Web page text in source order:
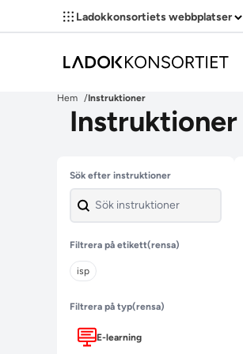
Ladokkonsortiets webbplatser
Hem Instruktioner
Instruktioner
Hoppa över filter
Sök efter instruktioner
Filtrera på etikett(rensa)
isp
Filtrera på typ(rensa)
E-learning